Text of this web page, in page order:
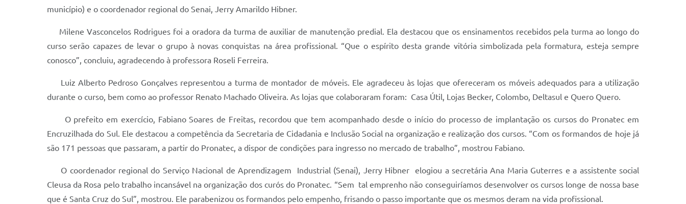
município) e o coordenador regional do Senai, Jerry Amarildo Hibner.
Milene Vasconcelos Rodrigues foi a oradora da turma de auxiliar de manutenção predial. Ela destacou que os ensinamentos recebidos pela turma ao longo do
curso serão capazes de levar o grupo à novas conquistas na área profissional. “Que o espírito desta grande vitória simbolizada pela formatura, esteja sempre
conosco”, concluiu, agradecendo à professora Roseli Ferreira.
Luiz Alberto Pedroso Gonçalves representou a turma de montador de móveis. Ele agradeceu às lojas que ofereceram os móveis adequados para a utilização
durante o curso, bem como ao professor Renato Machado Oliveira. As lojas que colaboraram foram: Casa Útil, Lojas Becker, Colombo, Deltasul e Quero Quero.
O prefeito em exercício, Fabiano Soares de Freitas, recordou que tem acompanhado desde o início do processo de implantação os cursos do Pronatec em
Encruzilhada do Sul. Ele destacou a competência da Secretaria de Cidadania e Inclusão Social na organização e realização dos cursos. “Com os formandos de hoje já
são 171 pessoas que passaram, a partir do Pronatec, a dispor de condições para ingresso no mercado de trabalho”, mostrou Fabiano.
O coordenador regional do Serviço Nacional de Aprendizagem Industrial (Senai), Jerry Hibner elogiou a secretária Ana Maria Guterres e a assistente social
Cleusa da Rosa pelo trabalho incansável na organização dos curós do Pronatec. “Sem tal emprenho não conseguiríamos desenvolver os cursos longe de nossa base
que é Santa Cruz do Sul”, mostrou. Ele parabenizou os formandos pelo empenho, frisando o passo importante que os mesmos deram na vida profissional.